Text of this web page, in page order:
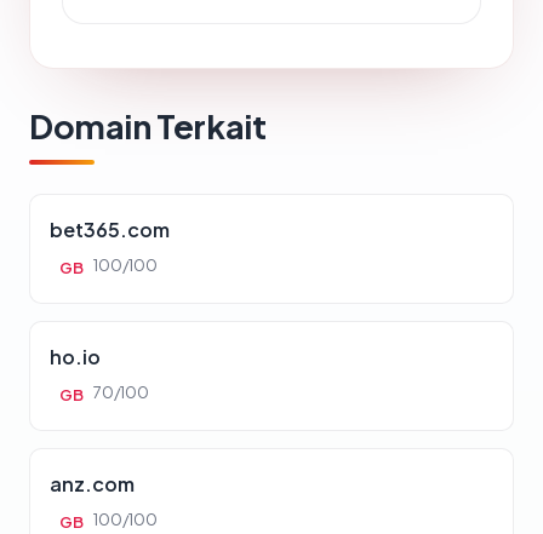
Domain Terkait
bet365.com
GB 100/100
ho.io
GB 70/100
anz.com
GB 100/100